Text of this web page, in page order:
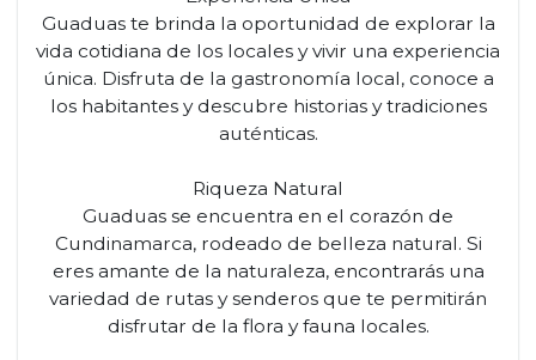
Guaduas te brinda la oportunidad de explorar la
vida cotidiana de los locales y vivir una experiencia
única. Disfruta de la gastronomía local, conoce a
los habitantes y descubre historias y tradiciones
auténticas.
Riqueza Natural
Guaduas se encuentra en el corazón de
Cundinamarca, rodeado de belleza natural. Si
eres amante de la naturaleza, encontrarás una
variedad de rutas y senderos que te permitirán
disfrutar de la flora y fauna locales.